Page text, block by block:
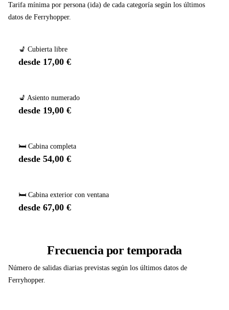
Tarifa mínima por persona (ida) de cada categoría según los últimos
datos de Ferryhopper.
💺 Cubierta libre
desde 17,00 €
💺 Asiento numerado
desde 19,00 €
🛏️ Cabina completa
desde 54,00 €
🛏️ Cabina exterior con ventana
desde 67,00 €
Frecuencia por temporada
Número de salidas diarias previstas según los últimos datos de
Ferryhopper.